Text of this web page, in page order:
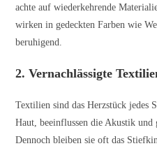
achte auf wiederkehrende
wirken in gedeckten Farben wie
beruhigend.
2. Vernachlässigte
Textilien sind das Herzstück jedes
Haut, beeinflussen die Akustik und
Dennoch bleiben sie oft das